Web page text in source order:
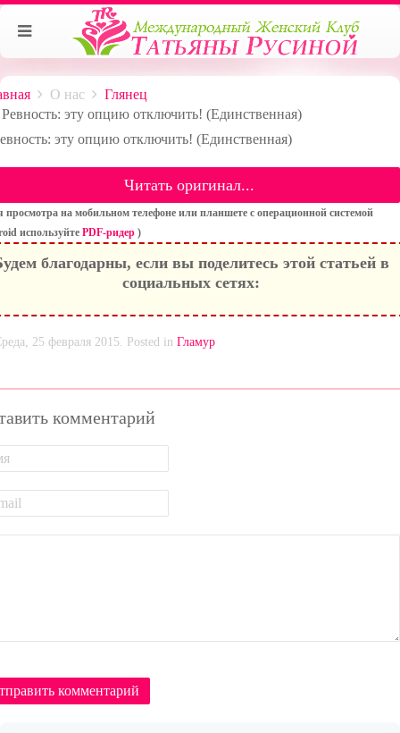
О нас
Глянец
Ревность: эту опцию отключить! (Единственная)
Читать оригинал...
просмотра на мобильном телефоне или планшете с операционной системой
используйте PDF-ридер )
благодарны, если вы поделитесь этой статьей в
социальных сетях:
25 февраля 2015. Posted in Гламур
комментарий
комментарий